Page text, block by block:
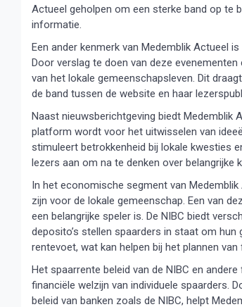
Actueel geholpen om een ​​sterke band op te
informatie.
Een ander kenmerk van Medemblik Actueel
Door verslag te doen van deze
van het lokale gemeenschapsleven. Dit
de band tussen de website en haar
Naast nieuwsberichtgeving biedt Medemblik
platform wordt voor het uitwisselen van
stimuleert betrokkenheid bij lokale kwesties
lezers aan om na te denken over belangrijke
In het economische segment van
zijn voor de lokale gemeenschap. Een van
een belangrijke speler is. De NIBC biedt
deposito’s stellen spaarders in staat om
rentevoet, wat kan helpen bij het plannen
Het spaarrente beleid van de NIBC en
financiële welzijn van individuele spaarders.
beleid van banken zoals de NIBC, helpt